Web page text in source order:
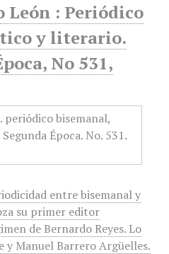
León : Periódico
y literario.
No 531,
entre bisemanal y
su primer editor
de Bernardo Reyes. Lo
Manuel Barrero Argüelles.